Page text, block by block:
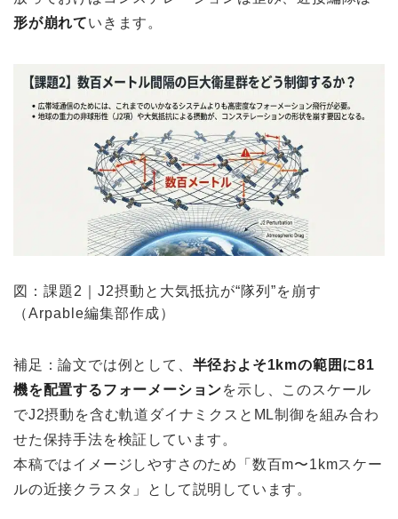
形が崩れていきます。
図：課題2｜J2摂動と大気抵抗が“隊列”を崩す
（Arpable編集部作成）
補足：論文では例として、 半径およそ1kmの範囲に81
機を配置するフォーメーションを示し、このスケール
でJ2摂動を含む軌道ダイナミクスとML制御を組み合わ
せた保持手法を検証しています。
本稿ではイメージしやすさのため「数百m〜1kmスケー
ルの近接クラスタ」として説明しています。